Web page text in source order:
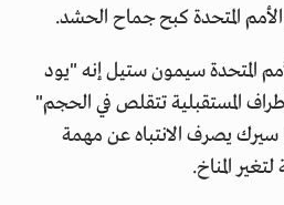
المتحدة كبح جماح الحشد.
المتحدة سيمون ستيل إنه "يود
المستقبلية تتقلص في الحجم"
يصرف الانتباه عن مهمة
المناخ.